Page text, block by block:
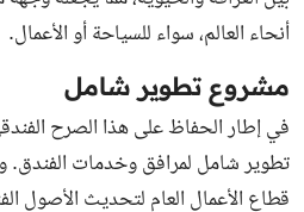
أنحاء العالم، سواء للسياحة أو الأعمال.
مشروع تطوير شامل
في إطار الحفاظ على هذا الصرح
تطوير شامل لمرافق وخدمات الفندق.
قطاع الأعمال العام لتحديث الأصول